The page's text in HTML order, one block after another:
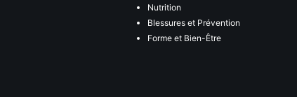
Nutrition
Blessures et Prévention
Forme et Bien-Être